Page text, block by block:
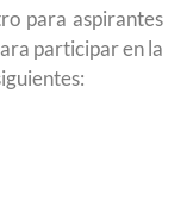
para aspirantes
participar en la